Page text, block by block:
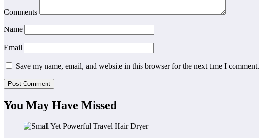
Comments
Name
Email
Save my name, email, and website in this browser for the next time I comment.
You May Have Missed